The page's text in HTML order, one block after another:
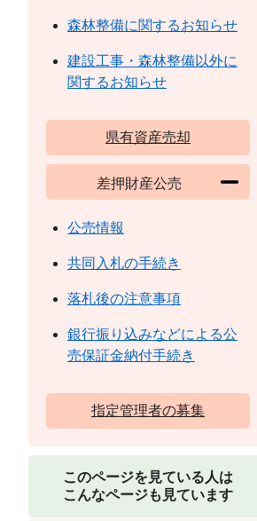
森林整備に関するお知らせ
建設工事・森林整備以外に
関するお知らせ
県有資産売却
差押財産公売
公売情報
共同入札の手続き
落札後の注意事項
銀行振り込みなどによる公
売保証金納付手続き
指定管理者の募集
このページを見ている人は
こんなページも見ています